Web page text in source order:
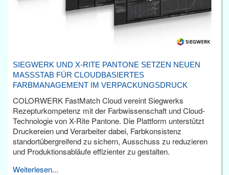
SIEGWERK UND X-RITE PANTONE SETZEN NEUEN
MASSSTAB FÜR CLOUDBASIERTES F
ARBMANAGEMENT IM VERPACKUNGSDRUCK
COLORWERK FastMatch Cloud vereint Siegwerks
Rezepturkompetenz mit der Farbwissenschaft und Cloud-
Technologie von X-Rite Pantone. Die Plattform unterstützt
Druckereien und Verarbeiter dabei, Farbkonsistenz
standortübergreifend zu sichern, Ausschuss zu reduzieren
und Produktionsabläufe effizienter zu gestalten.
Weiterlesen...